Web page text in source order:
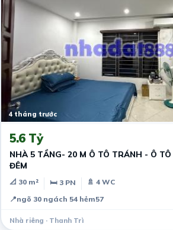
4 tháng trước
5.6 Tỷ
NHÀ 5 TẦNG- 20 M Ô TÔ TRÁNH - Ô TÔ
ĐÊM
📐 30 m² 🛏 3 PN
🚿 4 WC
📍ngõ 30 ngách 54 hẻm57
Nhà riêng · Thanh Trì